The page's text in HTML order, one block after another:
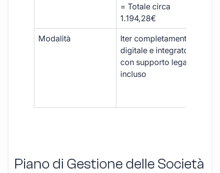
= Totale circa
1.194,28€
Modalità
Iter completamente
digitale e integrato,
con supporto legale
incluso
Piano di Gestione delle Società